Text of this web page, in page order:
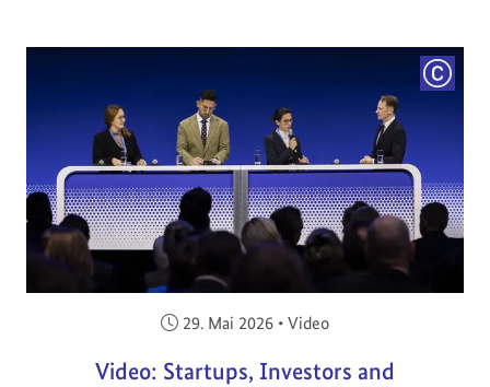
Veröffentlicht am:
29. Mai 2026 • Video
Video: Startups, Investors and